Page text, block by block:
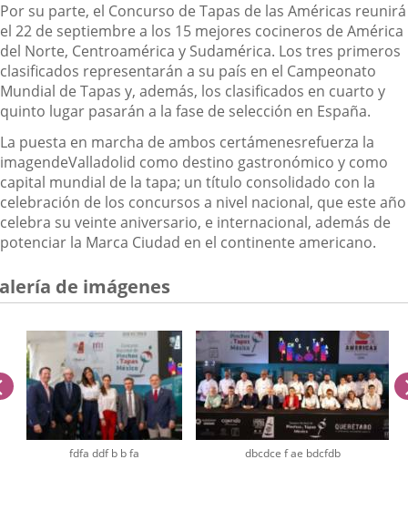
Por su parte, el Concurso de Tapas de las Américas reunirá
el 22 de septiembre a los 15 mejores cocineros de América
del Norte, Centroamérica y Sudamérica. Los tres primeros
clasificados representarán a su país en el Campeonato
Mundial de Tapas y, además, los clasificados en cuarto y
quinto lugar pasarán a la fase de selección en España.
La puesta en marcha de ambos certámenesrefuerza la
imagendeValladolid como destino gastronómico y como
capital mundial de la tapa; un título consolidado con la
celebración de los concursos a nivel nacional, que este año
celebra su veinte aniversario, e internacional, además de
potenciar la Marca Ciudad en el continente americano.
de imágenes
fdfa ddf b b fa dbcdce f ae bdcfdb
anterior